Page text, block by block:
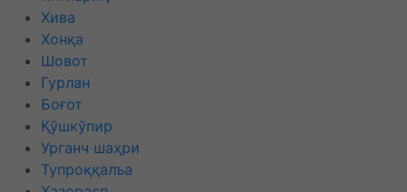
Хива
Хонқа
Шовот
Гурлан
Боғот
Қўшкўпир
Урганч шаҳри
Тупроққалъа